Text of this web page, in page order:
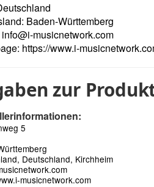
Baden-Württemberg
info@i-musicnetwork.com
https://www.i-
zur
5
Deutschland, Kirchheim
musicnetwork.com